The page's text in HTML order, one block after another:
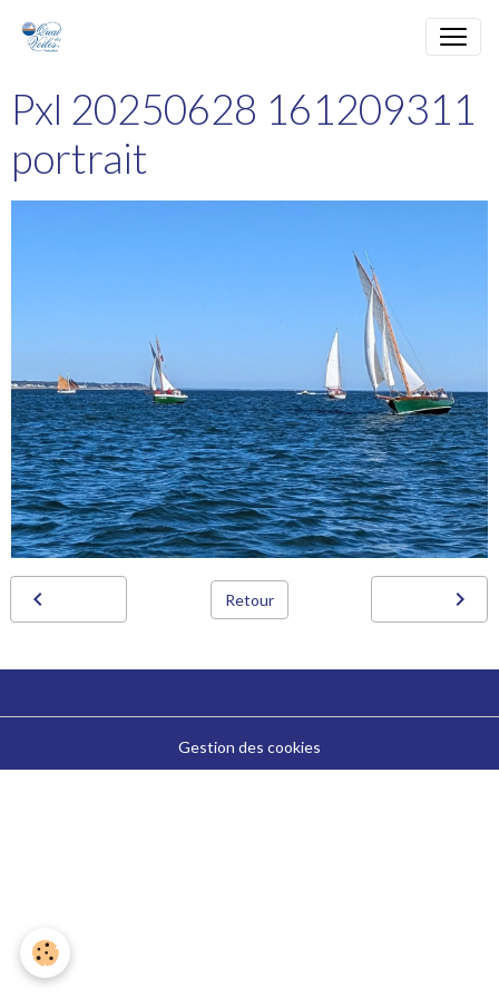
Pxl 20250628 161209311
portrait
Retour
Gestion des cookies